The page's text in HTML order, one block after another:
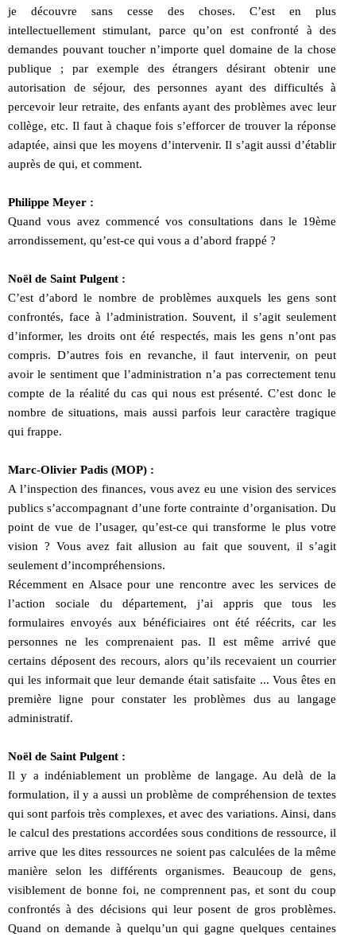
je découvre sans cesse des choses. C’est en plus
intellectuellement stimulant, parce qu’on est confronté à des
demandes pouvant toucher n’importe quel domaine de la chose
publique ; par exemple des étrangers désirant obtenir une
autorisation de séjour, des personnes ayant des difficultés à
percevoir leur retraite, des enfants ayant des problèmes avec leur
collège, etc. Il faut à chaque fois s’efforcer de trouver la réponse
adaptée, ainsi que les moyens d’intervenir. Il s’agit aussi d’établir
auprès de qui, et comment.
Philippe Meyer :
Quand vous avez commencé vos consultations dans le 19ème
arrondissement, qu’est-ce qui vous a d’abord frappé ?
Noël de Saint Pulgent :
C’est d’abord le nombre de problèmes auxquels les gens sont
confrontés, face à l’administration. Souvent, il s’agit seulement
d’informer, les droits ont été respectés, mais les gens n’ont pas
compris. D’autres fois en revanche, il faut intervenir, on peut
avoir le sentiment que l’administration n’a pas correctement tenu
compte de la réalité du cas qui nous est présenté. C’est donc le
nombre de situations, mais aussi parfois leur caractère tragique
qui frappe.
Marc-Olivier Padis (MOP) :
A l’inspection des finances, vous avez eu une vision des services
publics s’accompagnant d’une forte contrainte d’organisation. Du
point de vue de l’usager, qu’est-ce qui transforme le plus votre
vision ? Vous avez fait allusion au fait que souvent, il s’agit
seulement d’incompréhensions.
Récemment en Alsace pour une rencontre avec les services de
l’action sociale du département, j’ai appris que tous les
formulaires envoyés aux bénéficiaires ont été réécrits, car les
personnes ne les comprenaient pas. Il est même arrivé que
certains déposent des recours, alors qu’ils recevaient un courrier
qui les informait que leur demande était satisfaite ... Vous êtes en
première ligne pour constater les problèmes dus au langage
administratif.
Noël de Saint Pulgent :
Il y a indéniablement un problème de langage. Au delà de la
formulation, il y a aussi un problème de compréhension de textes
qui sont parfois très complexes, et avec des variations. Ainsi, dans
le calcul des prestations accordées sous conditions de ressource, il
arrive que les dites ressources ne soient pas calculées de la même
manière selon les différents organismes. Beaucoup de gens,
visiblement de bonne foi, ne comprennent pas, et sont du coup
confrontés à des décisions qui leur posent de gros problèmes.
Quand on demande à quelqu’un qui gagne quelques centaines